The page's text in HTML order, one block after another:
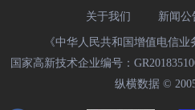
关于我们 新闻公
《中华人民共和国增值电信
国家高新技术企业编号：
纵横数据 ©